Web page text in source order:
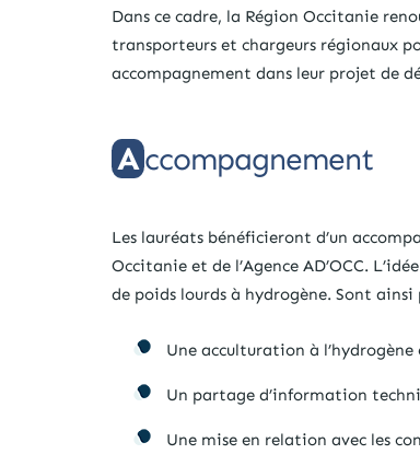
Dans ce cadre, la Région Occitanie
transporteurs et chargeurs régionaux
accompagnement dans leur projet de
Accompagnement
Les lauréats bénéficieront d’un
Occitanie et de l’Agence AD’OCC.
de poids lourds à hydrogène. Sont ainsi
Une acculturation à l’hydrogène
Un partage d’information
Une mise en relation avec les